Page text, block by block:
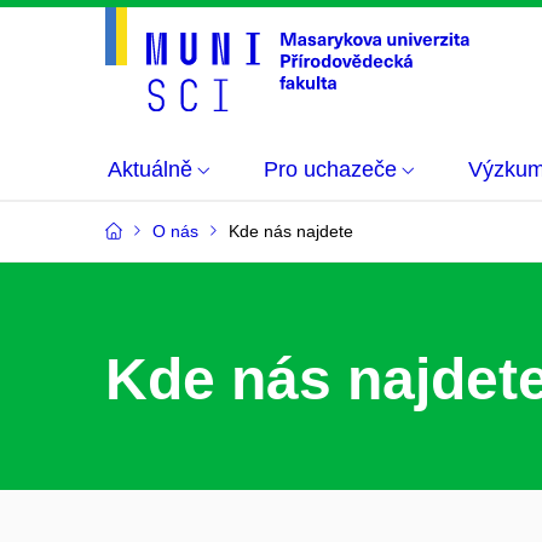
Aktuálně Pro uchazeče
O nás Kde nás najdete
Kde nás